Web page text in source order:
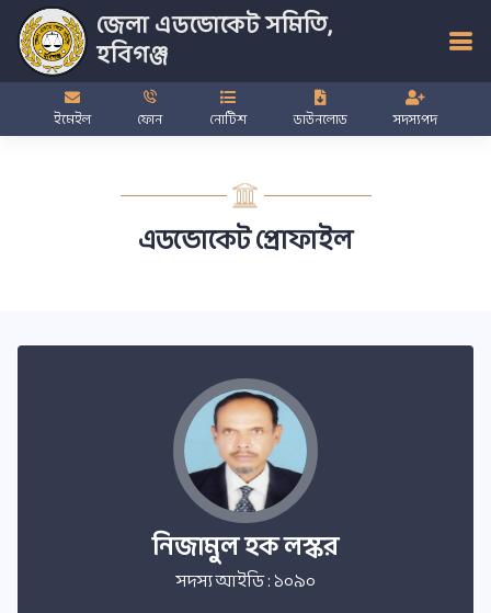
জেলা এডভোকেট সমিতি,
হবিগঞ্জ
ইমেইল ফোন নোটিশ ডাউনলোড সদস্যপদ
এডভোকেট প্রোফাইল
নিজামুল হক লস্কর
সদস্য আইডি : ১০৯০